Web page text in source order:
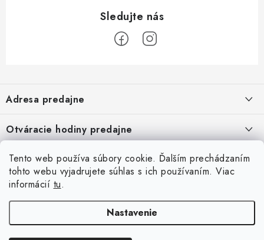
Tento web používa súbory cookie. Ďalším prechádzaním
tohto webu vyjadrujete súhlas s ich používaním. Viac
informácií tu.
Nastavenie
p
ä
t
Adresa predajne
Pekárska 4, 941 31 Dvory nad Žitavou
Pozrite si Google mapu
Pozrieť detail mapy »
Otváracie hodiny predajne
Sobota, Nedeľa: Zatvorené
Informácie pre Vás
Napíšte nám
Ochrana osobných údajov
Facebook